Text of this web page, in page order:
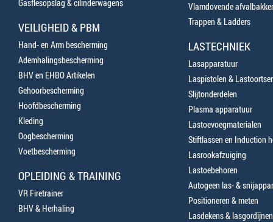
Gasflesopslag & cilinderwagens
VEILIGHEID & PBM
Hand- en Arm bescherming
Ademhalingsbescherming
BHV en EHBO Artikelen
Gehoorbescherming
Hoofdbescherming
Kleding
Oogbescherming
Voetbescherming
OPLEIDING & TRAINING
VR Firetrainer
BHV & Herhaling
Vlamdovende
Trappen & Ladders
LASTECHNIEK
Lasapparatuur
Laspistolen &
Slijtonderdelen
Plasma apparatuur
Lastoevoegmaterialen
Stiftlassen en Induction
Lasrookafzuiging
Lastoebehoren
Autogeen las- &
Positioneren & meten
Lasdekens & lasgordijnen